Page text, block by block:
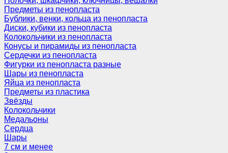
Предметы из пенопласта
Бублики, венки, кольца из пенопласта
Диски, кубики из пенопласта
Колокольчики из пенопласта
Конусы и пирамиды из пенопласта
Сердечки из пенопласта
Фигурки из пенопласта разные
Шары из пенопласта
Яйца из пенопласта
Предметы из пластика
Звёзды
Колокольчики
Медальоны
Сердца
Шары
7 см и менее